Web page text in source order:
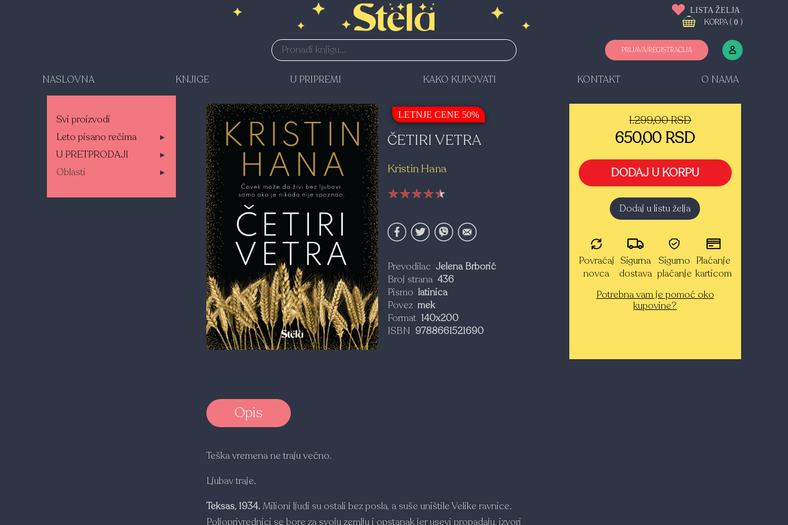
PRIJAVA/REGISTRACIJA
LISTA ŽELJA
KORPA ( 0 )
NASLOVNA KNJIGE U PRIPREMI KAKO KUPOVATI KONTAKT O NAMA
Svi proizvodi
Leto pisano rečima
▸
U PRETPRODAJI
▸
Oblasti
▸
LETNJE CENE 50%
ČETIRI VETRA
Kristin Hana
★★★★★
★★★★★
★★★★★
Prevodilac Jelena Brborić
Broj strana 436
Pismo latinica
Povez mek
Format 140x200
ISBN 9788661521690
1.299,00 RSD
650,00 RSD
DODAJ U KORPU
Dodaj u listu želja
Povraćaj
novca
Sigurna
dostava
Sigurno
plaćanje
Plaćanje
karticom
Potrebna vam je pomoć oko
kupovine?
Opis
Teška vremena ne traju večno.
Ljubav traje.
Teksas, 1934.Milioni ljudi su ostali bez posla, a suše uništile Velike ravnice.
Poljoprivrednici se bore za svoju zemlju i opstanak jer usevi propadaju, izvori